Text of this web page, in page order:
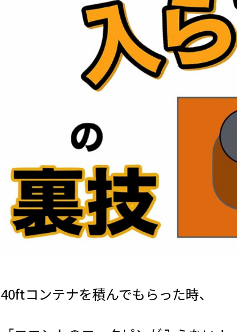
40ftコンテナを積んでもらった時、